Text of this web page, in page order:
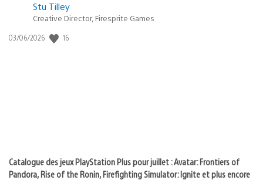
Postée
:
Stu Tilley
Creative Director, Firesprite Games
Date
03/06/2026 16
Catalogue des jeux PlayStation Plus pour juillet : Avatar: Frontiers of
Pandora, Rise of the Ronin, Firefighting Simulator: Ignite et plus encore